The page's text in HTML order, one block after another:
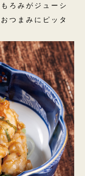
ろみがジューシ
つまみにピッタ